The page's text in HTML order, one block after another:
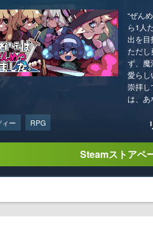
“ぜん
ら1人
出を目
ただ
ず、
愛ら
崇拝
は、あ
ー RPG
Steamストアペ